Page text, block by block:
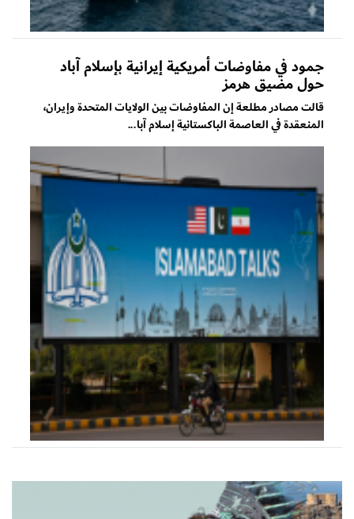
جمود في مفاوضات أمريكية إيرانية بإسلام آباد
حول مضيق هرمز
قالت مصادر مطلعة إن المفاوضات بين الولايات المتحدة وإيران،
المنعقدة في العاصمة الباكستانية إسلام آبا...